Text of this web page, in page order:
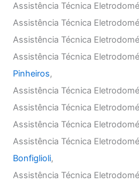
Assistência Técnica
Assistência Técnica
Assistência Técnica
Assistência Técnica
Pinheiros,
Assistência Técnica
Assistência Técnica
Assistência Técnica
Assistência Técnica
Bonfiglioli,
Assistência Técnica